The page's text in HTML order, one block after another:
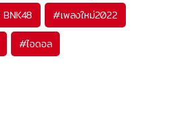
BNK48 #เพลงใหม่2022
#ไอดอล